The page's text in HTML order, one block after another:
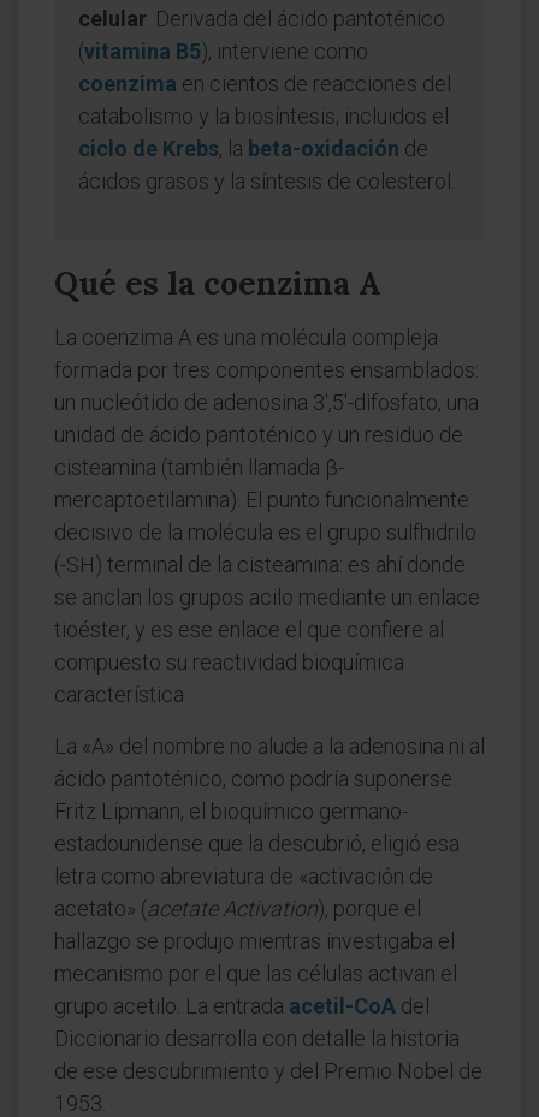
celular . Derivada del ácido pantoténico
(vitamina B5), interviene como
coenzima en cientos de reacciones del
catabolismo y la biosíntesis, incluidos el
ciclo de Krebs, la beta-oxidación de
ácidos grasos y la síntesis de colesterol.
Qué es la coenzima A
La coenzima A es una molécula compleja
formada por tres componentes ensamblados:
un nucleótido de adenosina 3',5'-difosfato, una
unidad de ácido pantoténico y un residuo de
cisteamina (también llamada β-
mercaptoetilamina). El punto funcionalmente
decisivo de la molécula es el grupo sulfhidrilo
(-SH) terminal de la cisteamina: es ahí donde
se anclan los grupos acilo mediante un enlace
tioéster, y es ese enlace el que confiere al
compuesto su reactividad bioquímica
característica.
La «A» del nombre no alude a la adenosina ni al
ácido pantoténico, como podría suponerse.
Fritz Lipmann, el bioquímico germano-
estadounidense que la descubrió, eligió esa
letra como abreviatura de «activación de
acetato» (acetate Activation), porque el
hallazgo se produjo mientras investigaba el
mecanismo por el que las células activan el
grupo acetilo. La entrada acetil-CoA del
Diccionario desarrolla con detalle la historia
de ese descubrimiento y del Premio Nobel de
1953.